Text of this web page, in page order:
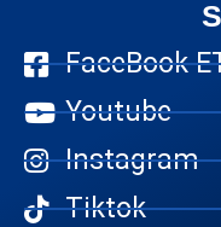
FaceBook
Youtube
Instagram
Tiktok